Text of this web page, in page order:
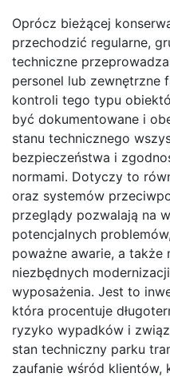
Oprócz bieżącej
przechodzić regularne,
techniczne
personel lub zewnętrzne
kontroli tego typu
być dokumentowane i
stanu technicznego
bezpieczeństwa i
normami. Dotyczy to
oraz systemów
przeglądy pozwalają na
potencjalnych
poważne awarie, a także
niezbędnych
wyposażenia. Jest to
która procentuje
ryzyko wypadków i
stan techniczny parku
zaufanie wśród klientów,